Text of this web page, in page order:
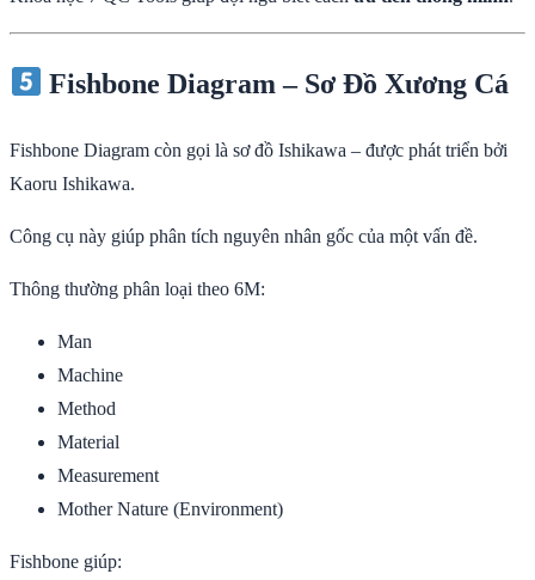
Fishbone Diagram – Sơ Đồ Xương Cá
Fishbone Diagram còn gọi là sơ đồ Ishikawa – được phát triển bởi
Kaoru Ishikawa.
Công cụ này giúp phân tích nguyên nhân gốc của một vấn đề.
Thông thường phân loại theo 6M:
Man
Machine
Method
Material
Measurement
Mother Nature (Environment)
Fishbone giúp: